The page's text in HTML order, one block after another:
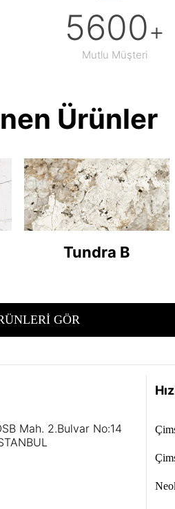
5600+
Mutlu Müşteri
Ürünler
Tundra B
GÖR
Mah. 2.Bulvar No:14